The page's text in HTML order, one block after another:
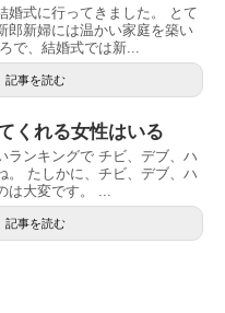
婚式に行ってきました。 とて
郎新婦には温かい家庭を築い
で、結婚式では新...
記事を読む
くれる女性はいる
ランキングで チビ、デブ、ハ
。 たしかに、チビ、デブ、ハ
は大変です。 ...
記事を読む